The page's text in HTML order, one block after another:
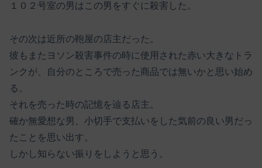
１０２号室の男はこの男をすぐに殺害した。
その次は近所の鞄屋の店主だった。
彼もまたヨソン殺害事件の時に使用された赤い大きなトラ
ンクが、自分のところで売った商品では無いかと思い始め
る。
それを売った時の記憶を辿る店主。
確か無愛想な男、小切手で支払いをした気前の良い男だっ
たことを思い出す。
しかし知らない振りをしようと思う。